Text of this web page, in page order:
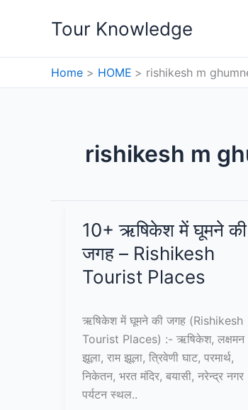
Tour Knowledge
Home HOME rishikesh m
rishikesh m
10+ ऋषिकेश में घूमने की
जगह – Rishikesh
Tourist Places
ऋषिकेश में घूमने की जगह (Rishikesh
Tourist Places) :- ऋषिकेश, लक्षमन
झूला, राम झूला, त्रिवेणी घाट, परमार्थ,
निकेतन, भरत मंदिर, बयासी, नरेन्द्र नगर
पर्यटन स्थल..